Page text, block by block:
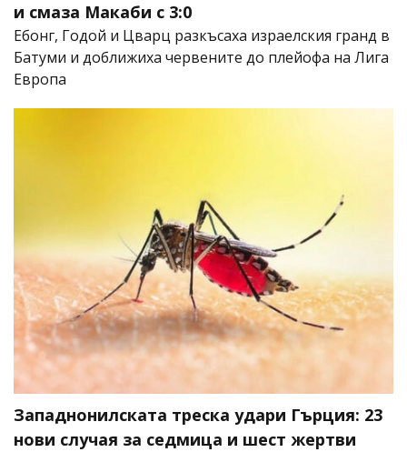
и смаза Макаби с 3:0
Ебонг, Годой и Цварц разкъсаха израелския гранд в
Батуми и доближиха червените до плейофа на Лига
Европа
Западнонилската треска удари Гърция: 23
нови случая за седмица и шест жертви